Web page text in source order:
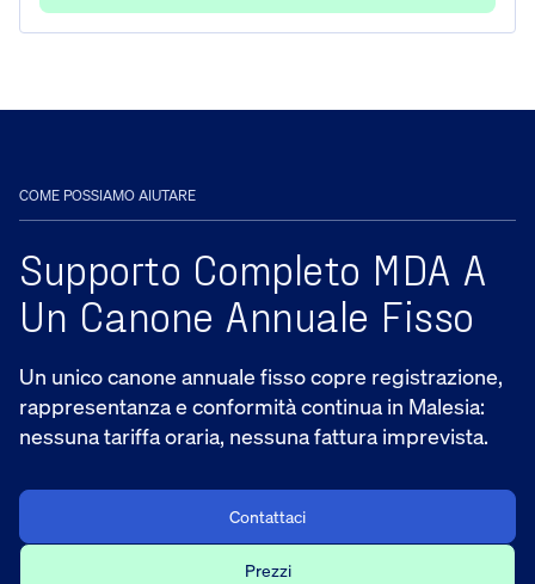
COME POSSIAMO AIUTARE
Supporto Completo MDA A
Un Canone Annuale Fisso
Un unico canone annuale fisso copre registrazione,
rappresentanza e conformità continua in Malesia:
nessuna tariffa oraria, nessuna fattura imprevista.
Contattaci
Prezzi